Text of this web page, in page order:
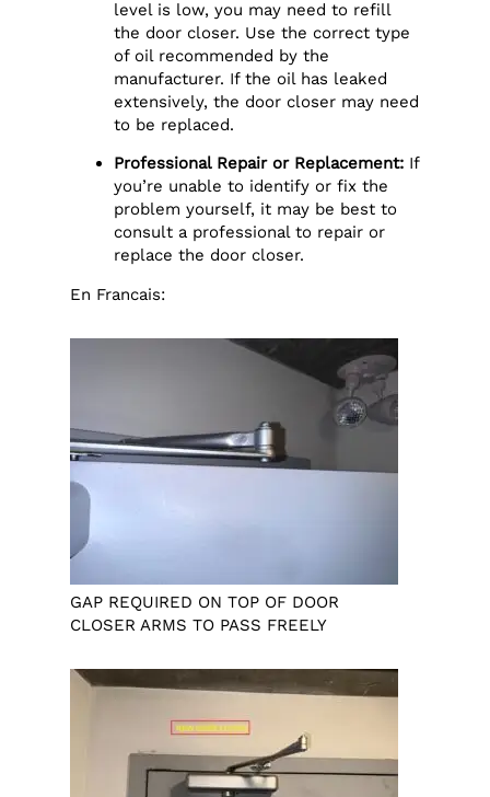
level is low, you may need to refill
the door closer. Use the correct type
of oil recommended by the
manufacturer. If the oil has leaked
extensively, the door closer may need
to be replaced.
Professional Repair or Replacement: If
you’re unable to identify or fix the
problem yourself, it may be best to
consult a professional to repair or
replace the door closer.
En Francais:
GAP REQUIRED ON TOP OF DOOR
CLOSER ARMS TO PASS FREELY